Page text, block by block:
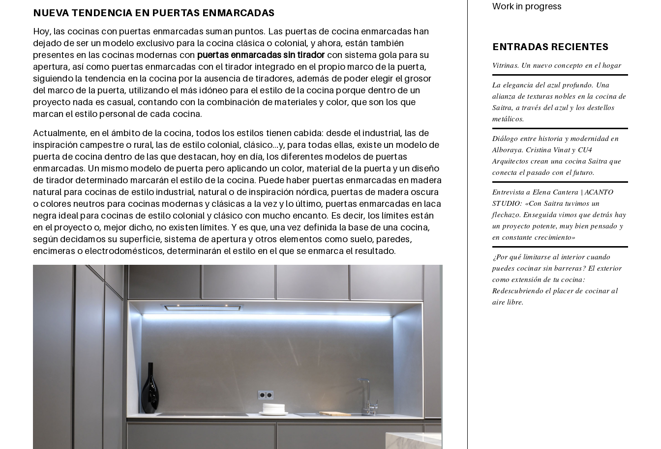
NUEVA TENDENCIA EN PUERTAS ENMARCADAS
Hoy, las cocinas con puertas enmarcadas suman puntos. Las puertas de cocina enmarcadas han
dejado de ser un modelo exclusivo para la cocina clásica o colonial, y ahora, están también
presentes en las cocinas modernas con puertas enmarcadas sin tiradorcon sistema gola para su
apertura, así como puertas enmarcadas con el tirador integrado en el propio marco de la puerta,
siguiendo la tendencia en la cocina por la ausencia de tiradores, además de poder elegir el grosor
del marco de la puerta, utilizando el más idóneo para el estilo de la cocina porque dentro de un
proyecto nada es casual, contando con la combinación de materiales y color, que son los que
marcan el estilo personal de cada cocina.
Actualmente, en el ámbito de la cocina, todos los estilos tienen cabida: desde el industrial, las de
inspiración campestre o rural, las de estilo colonial, clásico…y, para todas ellas, existe un modelo de
puerta de cocina dentro de las que destacan, hoy en día, los diferentes modelos de puertas
enmarcadas. Un mismo modelo de puerta pero aplicando un color, material de la puerta y un diseño
de tirador determinado marcarán el estilo de la cocina. Puede haber puertas enmarcadas en madera
natural para cocinas de estilo industrial, natural o de inspiración nórdica, puertas de madera oscura
o colores neutros para cocinas modernas y clásicas a la vez y lo último, puertas enmarcadas en laca
negra ideal para cocinas de estilo colonial y clásico con mucho encanto. Es decir, los límites están
en el proyecto o, mejor dicho, no existen límites. Y es que, una vez definida la base de una cocina,
según decidamos su superficie, sistema de apertura y otros elementos como suelo, paredes,
encimeras o electrodomésticos, determinarán el estilo en el que se enmarca el resultado.
Work in progress
ENTRADAS RECIENTES
Vitrinas. Un nuevo concepto en el hogar
La elegancia del azul profundo. Una
alianza de texturas nobles en la cocina de
Saitra, a través del azul y los destellos
metálicos.
Diálogo entre historia y modernidad en
Alboraya. Cristina Vinat y CU4
Arquitectos crean una cocina Saitra que
conecta el pasado con el futuro.
Entrevista a Elena Cantera | ACANTO
STUDIO: «Con Saitra tuvimos un
flechazo. Enseguida vimos que detrás hay
un proyecto potente, muy bien pensado y
en constante crecimiento»
¿Por qué limitarse al interior cuando
puedes cocinar sin barreras? El exterior
como extensión de tu cocina:
Redescubriendo el placer de cocinar al
aire libre.